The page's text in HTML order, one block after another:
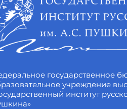
государственное
учреждение
институт